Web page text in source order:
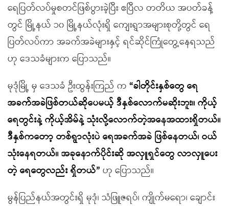
ရေပြတ်လပ်မှုစတင်ဖြစ်ပွားခဲ့ပြီး ဧပြီလ တတိယ အပတ်ခန့်
တွင် မြို့နယ် ၁၀ မြို့နယ်လုံးရှိ ကျေးရွာအများစုတို့တွင် ရေ
ပြတ်လပ်ကာ အခက်အခဲများနှင့် ရင်ဆိုင်ကြုံတွေ့နေရသည်
ဟု ဒေသခံများက ပြောသည်။
မုဒုံမြို့ မှ ဒေသခံ ဦးထွန်းကြည် က “ခါတိုင်းနှစ်တွေ ရေ
အခက်အခဲဖြစ်တယ်ဆိုပေမယ့် ဒီနှစ်လောက်မဆိုးဘူး။ ကိုယ့်
ရေတွင်းနဲ့ ကိုယ့်အိမ်နဲ့ သုံးလို့လောက်တဲ့အနေအထားရှိတယ်။
ဒီနှစ်ကတော့ တစ်ရွာလုံးပဲ ရေအခက်အခဲ ဖြစ်နေတယ်၊ ဝယ်
သုံးနေရတယ်။ အခုနောက်ပိုင်းဆို အလှူရှင်တွေ လာလှူပေး
တဲ့ ရေတွေလည်း ရှိတယ်” ဟု ပြောသည်။
မွန်ပြည်နယ်အတွင်းရှိ မုဒုံ၊ သံဖြူဇရပ်၊ ကျိုက်မရော၊ ချောင်း